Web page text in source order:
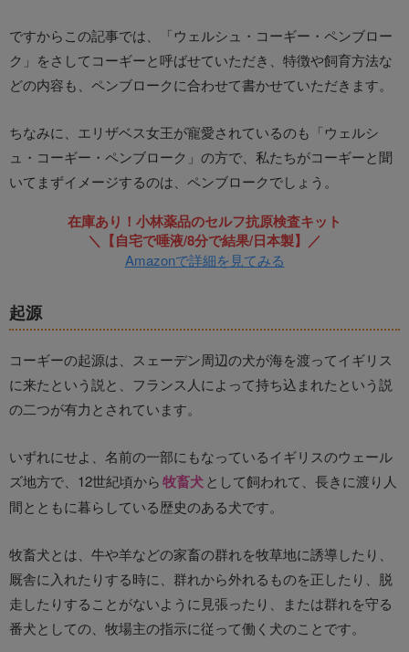
ですからこの記事では、「ウェルシュ・コーギー・ペンブロー
ク」をさしてコーギーと呼ばせていただき、特徴や飼育方法な
どの内容も、ペンブロークに合わせて書かせていただきます。
ちなみに、エリザベス女王が寵愛されているのも「ウェルシ
ュ・コーギー・ペンブローク」の方で、私たちがコーギーと聞
いてまずイメージするのは、ペンブロークでしょう。
在庫あり！小林薬品のセルフ抗原検査キット
＼【自宅で唾液/8分で結果/日本製】／
Amazonで詳細を見てみる
起源
コーギーの起源は、スェーデン周辺の犬が海を渡ってイギリス
に来たという説と、フランス人によって持ち込まれたという説
の二つが有力とされています。
いずれにせよ、名前の一部にもなっているイギリスのウェール
ズ地方で、12世紀頃から牧畜犬として飼われて、長きに渡り人
間とともに暮らしている歴史のある犬です。
牧畜犬とは、牛や羊などの家畜の群れを牧草地に誘導したり、
厩舎に入れたりする時に、群れから外れるものを正したり、脱
走したりすることがないように見張ったり、または群れを守る
番犬としての、牧場主の指示に従って働く犬のことです。